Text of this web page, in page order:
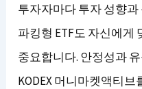
투자자마다 투자 성향
파킹형 ETF도 자신에게
중요합니다. 안정성과
KODEX 머니마켓액티브